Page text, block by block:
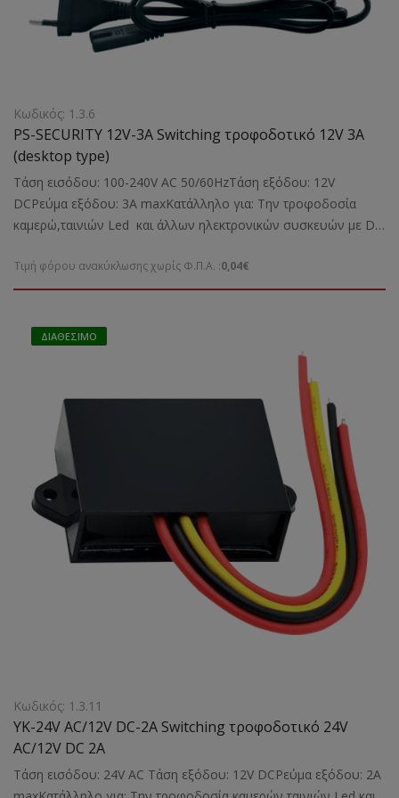
Κωδικός: 1.3.6
PS-SECURITY 12V-3A Switching τροφοδοτικό 12V 3A
(desktop type)
Τάση εισόδου: 100-240V AC 50/60HzΤάση εξόδου: 12V
DCΡεύμα εξόδου: 3A maxΚατάλληλο για: Την τροφοδοσία
καμερώ,ταινιών Led και άλλων ηλεκτρονικών συσκευών με DC
0,18kgr
Τιμή φόρου ανακύκλωσης χωρίς Φ.Π.Α. :0,04€
ΔΙΑΘΈΣΙΜΟ
Κωδικός: 1.3.11
YK-24V AC/12V DC-2A Switching τροφοδοτικό 24V
AC/12V DC 2A
Τάση εισόδου: 24V AC Τάση εξόδου: 12V DCΡεύμα εξόδου: 2A